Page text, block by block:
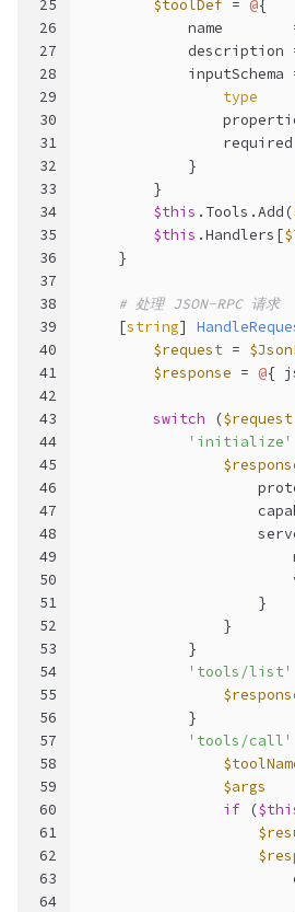
25
26
27
28
29
30
31
32
33
34
35
36
37
38
39
40
41
42
43
44
45
46
47
48
49
50
51
52
53
54
55
56
57
58
59
60
61
62
63
64
$toolDef = @{
name
description
inputSchema
type
            }
        }
$this .Tools.Add(
$this .Handlers[
    }
# 处理 JSON-RPC 请求
[string]
$request =
$response = @{
switch ($request
'initialize'
                    }
                }
            }
'tools/list'
            }
'tools/call'
$args
if (